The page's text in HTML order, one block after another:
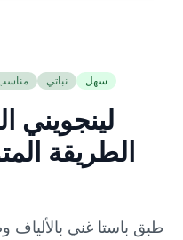
نباتي سهل
لينجويني
الطريقة
طبق باستا غني